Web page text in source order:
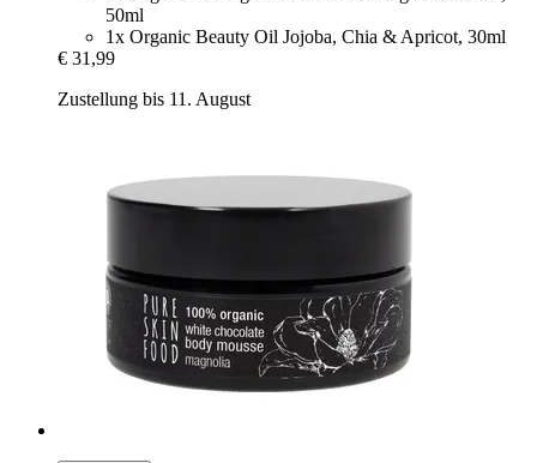
50ml
1x Organic Beauty Oil Jojoba, Chia & Apricot, 30ml
€ 31,99
Zustellung bis 11. August